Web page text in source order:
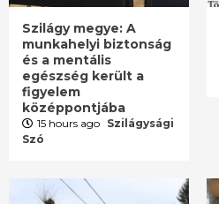
Szilágy megye: A
munkahelyi biztonság
és a mentális
egészség került a
figyelem
középpontjába
15 hours ago Szilágysági
Szó